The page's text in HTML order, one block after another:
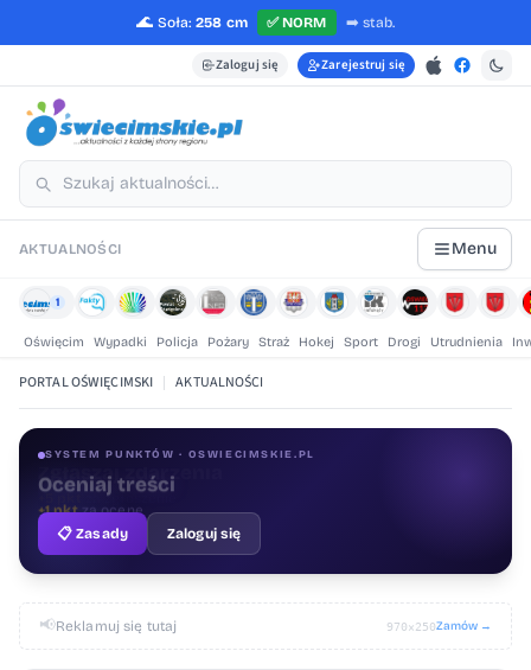
🌊 Soła: 258 cm ✅NORM ➡️ stab.
Zaloguj się Zarejestruj się
AKTUALNOŚCI Menu
1
Oświęcim Wypadki Policja Pożary Straż Hokej Sport Drogi Utrudnienia
PORTAL OŚWIĘCIMSKI | AKTUALNOŚCI
SYSTEM PUNKTÓW · OSWIECIMSKIE.PL
Oceniaj treści
+1 pkt za ocenę
📋 Zasady
Zaloguj się
📢Reklamuj się tutaj 970×250Zamów →